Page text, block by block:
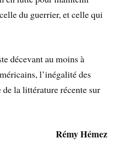
du guerrier, et celle qui
décevant au moins à
l’inégalité des
la littérature récente sur
Rémy Hémez